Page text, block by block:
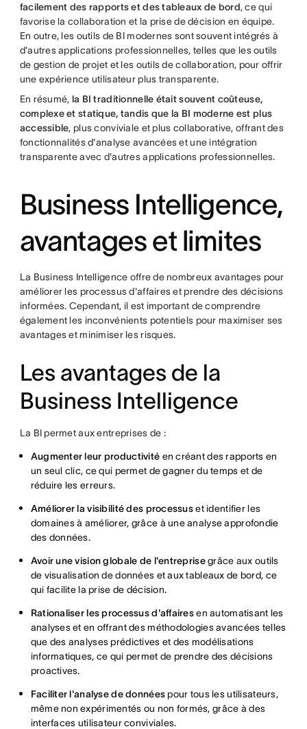
facilement des rapports et des tableaux de bord, ce qui
favorise la collaboration et la prise de décision en équipe.
En outre, les outils de BI modernes sont souvent intégrés à
d'autres applications professionnelles, telles que les outils
de gestion de projet et les outils de collaboration, pour offrir
une expérience utilisateur plus transparente.
En résumé, la BI traditionnelle était souvent coûteuse,
complexe et statique, tandis que la BI moderne est plus
accessible, plus conviviale et plus collaborative, offrant des
fonctionnalités d'analyse avancées et une intégration
transparente avec d'autres applications professionnelles.
Business Intelligence,
avantages et limites
La Business Intelligence offre de nombreux avantages pour
améliorer les processus d'affaires et prendre des décisions
informées. Cependant, il est important de comprendre
également les inconvénients potentiels pour maximiser ses
avantages et minimiser les risques.
Les avantages de la
Business Intelligence
La BI permet aux entreprises de :
Augmenter leur productivité en créant des rapports en
un seul clic, ce qui permet de gagner du temps et de
réduire les erreurs.
Améliorer la visibilité des processuset identifier les
domaines à améliorer, grâce à une analyse approfondie
des données.
Avoir une vision globale de l'entreprisegrâce aux outils
de visualisation de données et aux tableaux de bord, ce
qui facilite la prise de décision.
Rationaliser les processus d'affairesen automatisant les
analyses et en offrant des méthodologies avancées telles
que des analyses prédictives et des modélisations
informatiques, ce qui permet de prendre des décisions
proactives.
Faciliter l'analyse de donnéespour tous les utilisateurs,
même non expérimentés ou non formés, grâce à des
interfaces utilisateur conviviales.